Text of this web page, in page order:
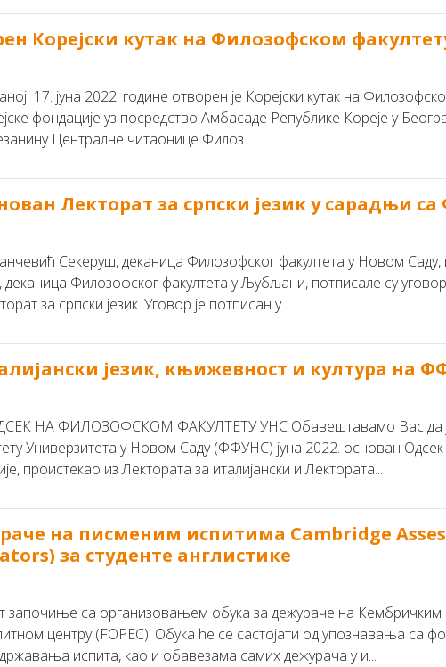
Корејски кутак на Филозофском
17. јуна 2022. године отворен је Корејски кутак на
фондације уз посредство Амбасаде Републике Кореје у
Централне читаонице Филоз...
Лекторат за српски језик у сарадњи
Секеруш, деканица Филозофског факултета у Новом
Филозофског факултета у Љубљани, потписале су
за српски језик. Уговор је потписан у ...
језик, књижевност и култура на
НА ФИЛОЗОФСКОМ ФАКУЛТЕТУ УНС Обавештавамо Вас да
Универзитета у Новом Саду (ФФУНС) јуна 2022. основан Одсек
проистекао из Лектората за италијански и Лектората...
на писменим испитима Cambridge
за студенте англистике
започиње са организовањем обука за дежураче на
центру (FOPEC). Обука ће се састојати од упознавања са
испита, као и обавезама самих дежурача у и...